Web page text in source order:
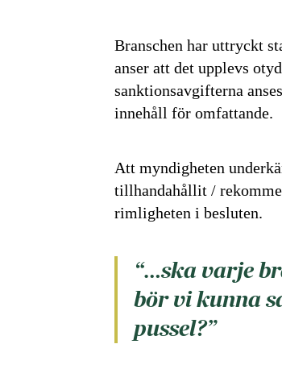
Branschen har uttryckt
anser att det upplevs
sanktionsavgifterna
innehåll för omfattande.
Att myndigheten
tillhandahållit /
rimligheten i besluten.
“…ska varje
bör vi kunna
pussel?”